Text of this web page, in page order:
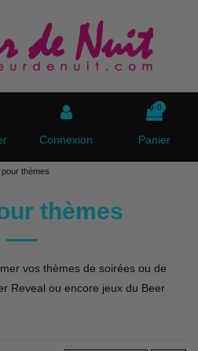
Connexion
0
Panier
thèmes
thèmes
vos thèmes de soirées ou de
Reveal ou encore jeux du Beer